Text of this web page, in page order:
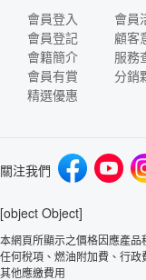
會員登入
會員登記
會籍簡介
會員有賞
精選優惠
會員
顧客
服務
分銷
關注我們
[object Object]
本網頁所顯示之價格因應產
任何稅項、燃油附加費、行
其他應繳費用